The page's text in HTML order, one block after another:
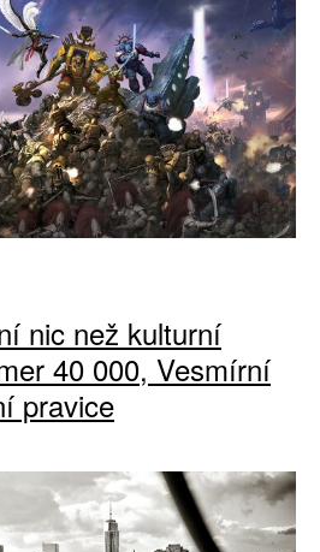
nic než kulturní
40 000, Vesmírní
pravice